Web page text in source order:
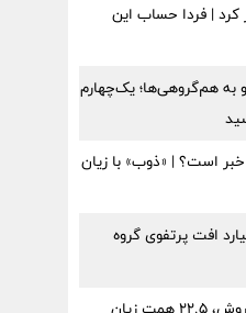
مرداد ۱۴۰۵ تغییر کرد | فردا حساب این
دارو به هم‌گروهی‌ها؛ یک‌چهارم
چه خبر است؟ | «ذوب» با زیان
سود معاملاتی، ۲۶۵۱ میلیارد افت پرتفوی گروه